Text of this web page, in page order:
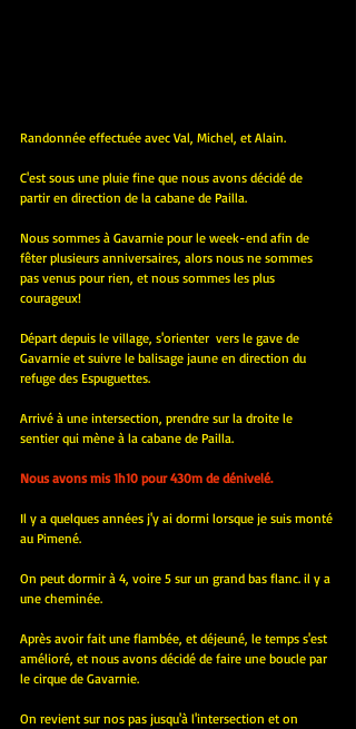
Randonnée effectuée avec Val, Michel, et Alain.
C'est sous une pluie fine que nous avons décidé de
partir en direction de la cabane de Pailla.
Nous sommes à Gavarnie pour le week-end afin de
fêter plusieurs anniversaires, alors nous ne sommes
pas venus pour rien, et nous sommes les plus
courageux!
Départ depuis le village, s'orienter  vers le gave de
Gavarnie et suivre le balisage jaune en direction du
refuge des Espuguettes.
Arrivé à une intersection, prendre sur la droite le
sentier qui mène à la cabane de Pailla.
Nous avons mis 1h10 pour 430m de dénivelé.
Il y a quelques années j'y ai dormi lorsque je suis monté
au Pimené.
On peut dormir à 4, voire 5 sur un grand bas flanc. il y a
une cheminée.
Après avoir fait une flambée, et déjeuné, le temps s'est
amélioré, et nous avons décidé de faire une boucle par
le cirque de Gavarnie.
On revient sur nos pas jusqu'à l'intersection et on